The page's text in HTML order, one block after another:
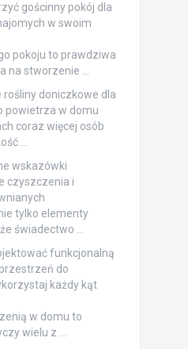
gościnny pokój dla
w swoim
pokoju to prawdziwa
na stworzenie …
rośliny doniczkowe dla
powietrza w domu
coraz więcej osób
…
wskazówki
czyszczenia i
tylko elementy
świadectwo …
funkcjonalną
do
każdy kąt
w domu to
wielu z …